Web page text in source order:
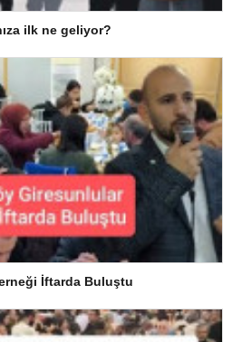
ilk ne geliyor?
İftarda Buluştu